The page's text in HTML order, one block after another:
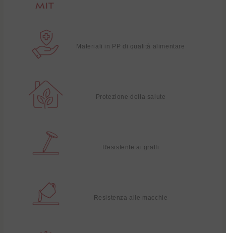
Materiali in PP di qualità alimentare
Protezione della salute
Resistente ai graffi
Resistenza alle macchie